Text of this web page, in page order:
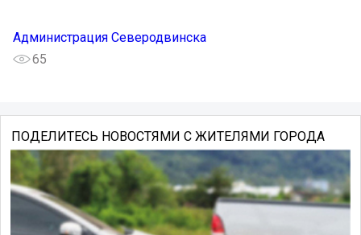
Администрация Северодвинска
65
ПОДЕЛИТЕСЬ НОВОСТЯМИ С ЖИТЕЛЯМИ ГОРОДА